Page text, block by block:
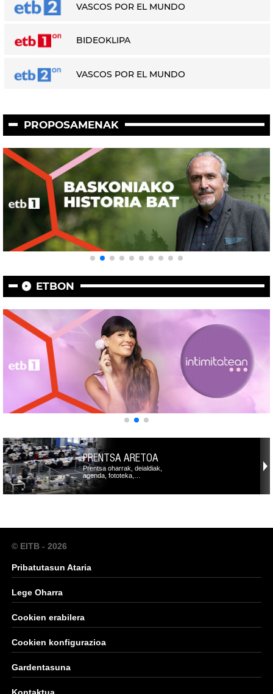
VASCOS POR EL MUNDO
BIDEOKLIPA
VASCOS POR EL MUNDO
PROPOSAMENAK
ETBON
PRENTSA ARETOA
Prentsa oharrak, deialdiak,
agenda, fototeka,…
© EITB - 2026
Pribatutasun Ataria
Lege Oharra
Cookien erabilera
Cookien konfigurazioa
Gardentasuna
Kontaktua